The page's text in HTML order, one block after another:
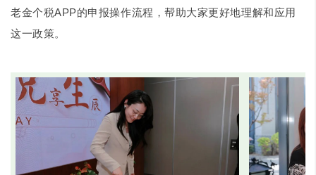
老金个税APP的申报操作流程，帮助大家更好地理解和应用
这一政策。